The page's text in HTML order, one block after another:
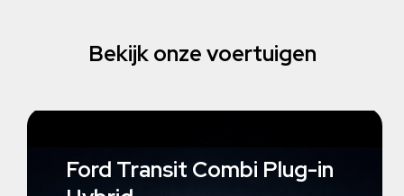
Bekijk onze voertuigen
Ford Transit Combi Plug-in